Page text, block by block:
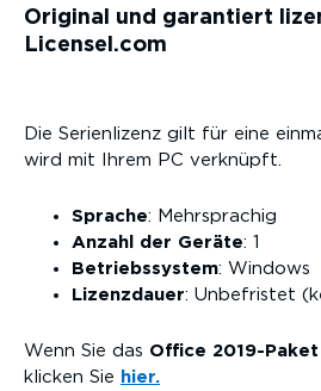
Original und garantiert
Licensel.com
Die Serienlizenz gilt für eine
wird mit Ihrem PC verknüpft.
Sprache: Mehrsprachig
Anzahl der Geräte: 1
Betriebssystem: Windows
Lizenzdauer: Unbefristet
Wenn Sie das Office 2019-Paket
klicken Sie hier.